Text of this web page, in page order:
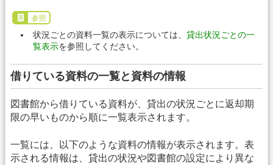
参照
状況ごとの資料一覧の表示については、 貸出状況ごとの一
覧表示を参照してください。
借りている資料の一覧と資料の情報
図書館から借りている資料が、貸出の状況ごとに返却期
限の早いものから順に一覧表示されます。
一覧には、以下のような資料の情報が表示されます。表
示される情報は、貸出の状況や図書館の設定により異な